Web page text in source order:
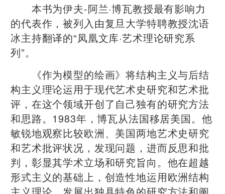
本书为伊夫-阿兰·博瓦教授最有影响力
的代表作，被列入由复旦大学特聘教授沈语
冰主持翻译的“凤凰文库·艺术理论研究系
列”。
《作为模型的绘画》将结构主义与后结
构主义理论运用于现代艺术史研究和艺术批
评，在这个领域开创了自己独有的研究方法
和思路。1983年，博瓦从法国移居美国。他
敏锐地观察比较欧洲、美国两地艺术史研究
和艺术批评状况，发现问题，进而反思和批
判，彰显其学术立场和研究旨向。他在超越
形式主义的基础上，创造性地运用欧洲结构